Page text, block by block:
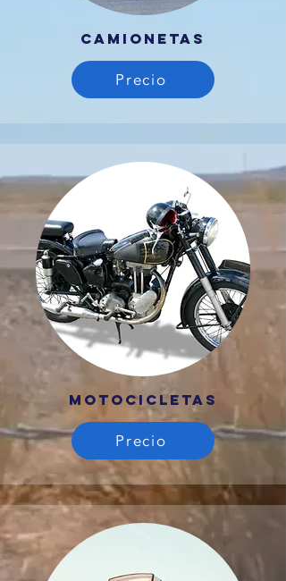
CAMIONETAS
Precio
MOTOCICLETAS
Precio